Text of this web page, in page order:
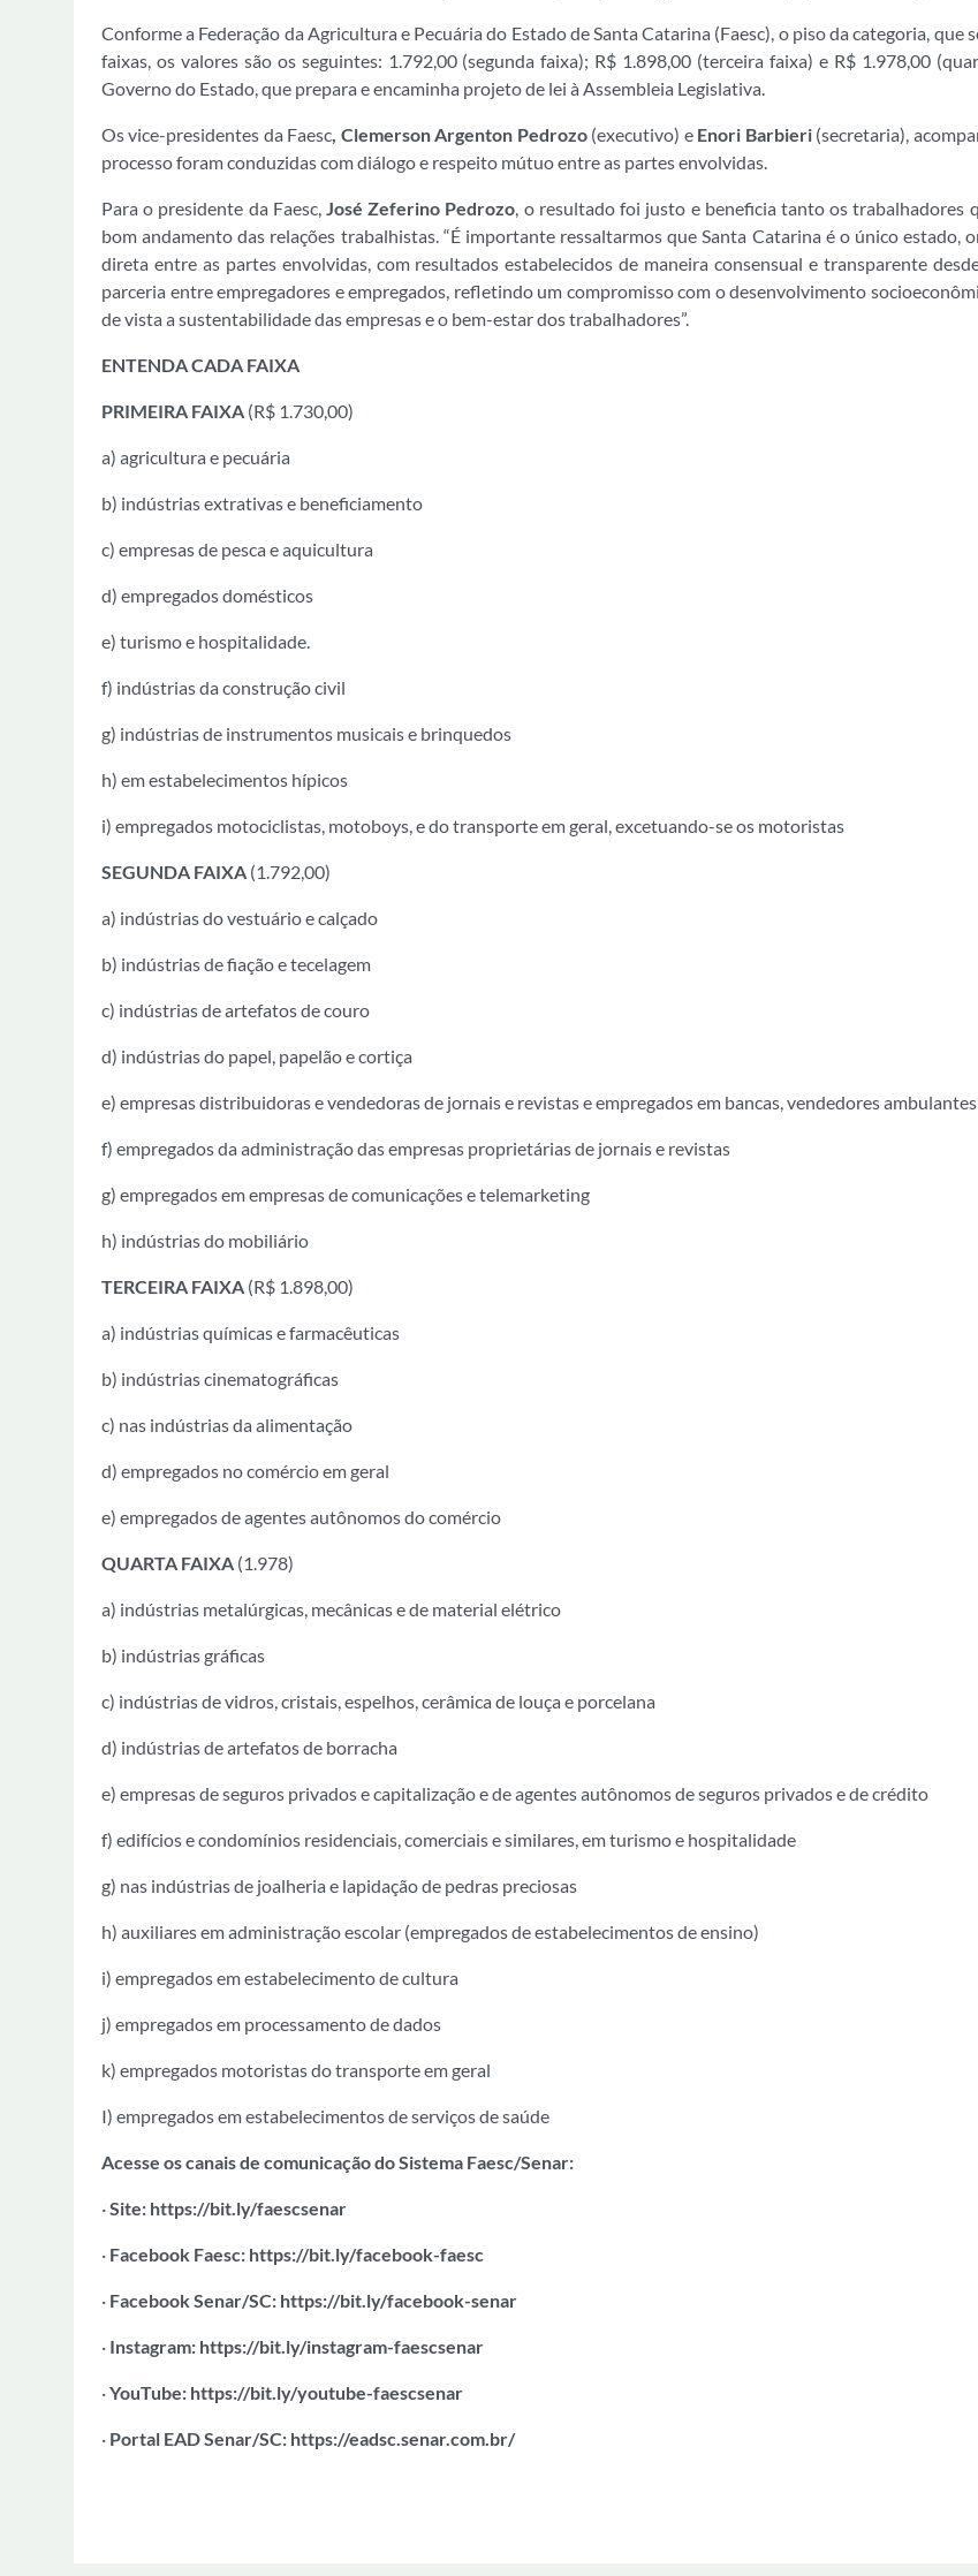
Conforme a Federação da Agricultura e Pecuária do Estado de Santa Catarina (Faesc), o piso da categoria, que
faixas, os valores são os seguintes: 1.792,00 (segunda faixa); R$ 1.898,00 (terceira faixa) e R$ 1.978,00
Governo do Estado, que prepara e encaminha projeto de lei à Assembleia Legislativa.
Os vice-presidentes da Faesc, Clemerson Argenton Pedrozo (executivo) e Enori Barbieri (secretaria),
processo foram conduzidas com diálogo e respeito mútuo entre as partes envolvidas.
Para o presidente da Faesc,José Zeferino Pedrozo, o resultado foi justo e beneficia tanto os trabalhadores
bom andamento das relações trabalhistas. “É importante ressaltarmos que Santa Catarina é o único
direta entre as partes envolvidas, com resultados estabelecidos de maneira consensual e transparente
parceria entre empregadores e empregados, refletindo um compromisso com o desenvolvimento
de vista a sustentabilidade das empresas e o bem-estar dos trabalhadores”.
ENTENDA CADA FAIXA
PRIMEIRA FAIXA (R$ 1.730,00)
a) agricultura e pecuária
b) indústrias extrativas e beneficiamento
c) empresas de pesca e aquicultura
d) empregados domésticos
e) turismo e hospitalidade.
f) indústrias da construção civil
g) indústrias de instrumentos musicais e brinquedos
h) em estabelecimentos hípicos
i) empregados motociclistas, motoboys, e do transporte em geral, excetuando-se os motoristas
SEGUNDA FAIXA (1.792,00)
a) indústrias do vestuário e calçado
b) indústrias de fiação e tecelagem
c) indústrias de artefatos de couro
d) indústrias do papel, papelão e cortiça
e) empresas distribuidoras e vendedoras de jornais e revistas e empregados em bancas, vendedores
f) empregados da administração das empresas proprietárias de jornais e revistas
g) empregados em empresas de comunicações e telemarketing
h) indústrias do mobiliário
TERCEIRA FAIXA (R$ 1.898,00)
a) indústrias químicas e farmacêuticas
b) indústrias cinematográficas
c) nas indústrias da alimentação
d) empregados no comércio em geral
e) empregados de agentes autônomos do comércio
QUARTA FAIXA (1.978)
a) indústrias metalúrgicas, mecânicas e de material elétrico
b) indústrias gráficas
c) indústrias de vidros, cristais, espelhos, cerâmica de louça e porcelana
d) indústrias de artefatos de borracha
e) empresas de seguros privados e capitalização e de agentes autônomos de seguros privados e de crédito
f) edifícios e condomínios residenciais, comerciais e similares, em turismo e hospitalidade
g) nas indústrias de joalheria e lapidação de pedras preciosas
h) auxiliares em administração escolar (empregados de estabelecimentos de ensino)
i) empregados em estabelecimento de cultura
j) empregados em processamento de dados
k) empregados motoristas do transporte em geral
I) empregados em estabelecimentos de serviços de saúde
Acesse os canais de comunicação do Sistema Faesc/Senar:
·Site: https://bit.ly/faescsenar
· Facebook Faesc: https://bit.ly/facebook-faesc
· Facebook Senar/SC: https://bit.ly/facebook-senar
· Instagram: https://bit.ly/instagram-faescsenar
·YouTube: https://bit.ly/youtube-faescsenar
· Portal EAD Senar/SC: https://eadsc.senar.com.br/